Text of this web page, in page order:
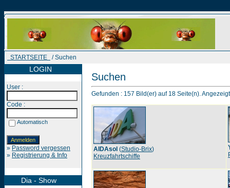
STARTSEITE / Suchen
LOGIN
User :
Code :
Automatisch
» Password vergessen
» Registrierung & Info
Dia - Show
Suchen
Gefunden : 157 Bild(er) auf 18 Seite(n).
AIDAsol (Studio-Brix)
Kreuzfahrtschiffe